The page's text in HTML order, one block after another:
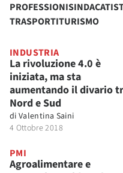
PROFESSIONISINDACATI
TRASPORTITURISMO
INDUSTRIA
La rivoluzione 4.0 è
iniziata, ma sta
aumentando il divario
Nord e Sud
di Valentina Saini
4 Ottobre 2018
PMI
Agroalimentare e